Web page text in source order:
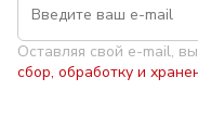
Оставляя свой e-mail,
сбор, обработку и